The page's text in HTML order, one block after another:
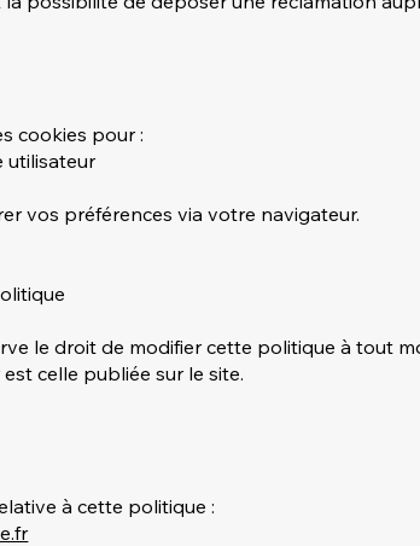
cookies pour :
utilisateur
vos préférences via votre navigateur.
le droit de modifier cette politique à tout
celle publiée sur le site.
à cette politique :